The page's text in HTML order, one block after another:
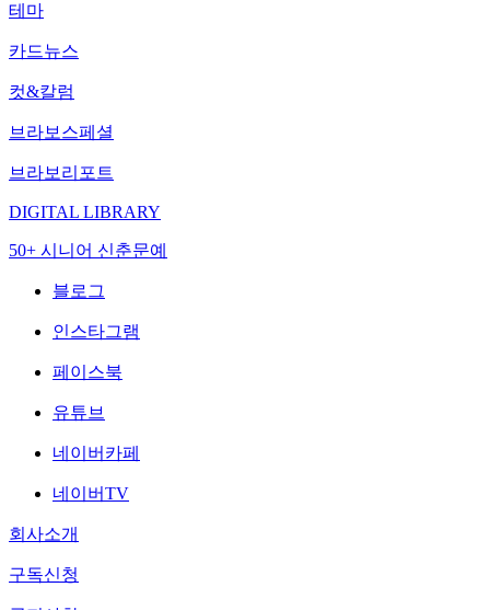
테마
카드뉴스
컷&칼럼
브라보스페셜
브라보리포트
DIGITAL LIBRARY
50+ 시니어 신춘문예
블로그
인스타그램
페이스북
유튜브
네이버카페
네이버TV
회사소개
구독신청